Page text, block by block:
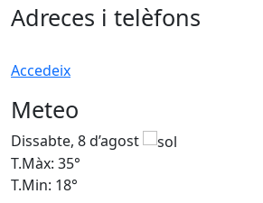
Adreces i telèfons
Accedeix
Meteo
Dissabte, 8 d’agost
T.Màx: 35°
T.Min: 18°